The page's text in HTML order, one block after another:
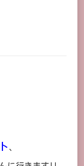
、